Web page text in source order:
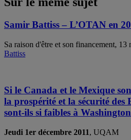
Samir Battiss – L’OTAN en
Sa raison d'être et son financement, 13
Battiss
Si le Canada et le Mexique
la prospérité et la sécurité
sont-ils si faibles à
Jeudi 1er décembre 2011, UQAM